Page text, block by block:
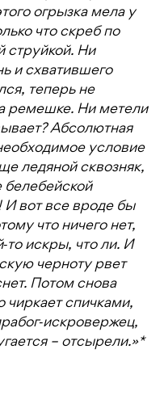
огрызка мела у
что скреб по
струйкой. Ни
и схватившего
теперь не
ремешке. Ни метели
Абсолютная
условие
ледяной сквозняк,
белебейской
И вот все вроде бы
что ничего нет,
искры, что ли. И
черноту рвет
Потом снова
чиркает спичками,
– отсырели.»*